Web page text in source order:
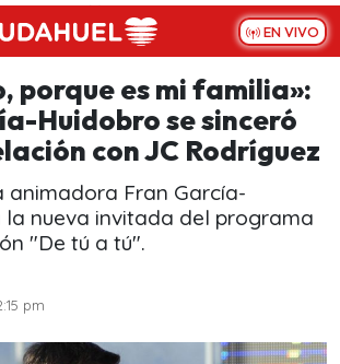
EN VIVO
porque es mi familia»:
Huidobro se sinceró
con JC Rodríguez
animadora Fran García-
la nueva invitada del programa
"De tú a tú".
pm